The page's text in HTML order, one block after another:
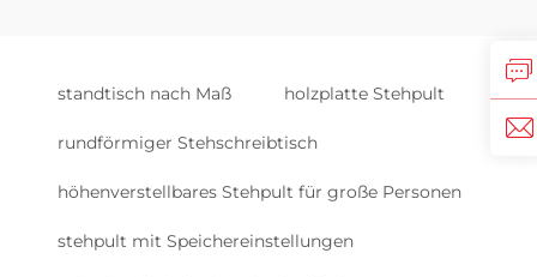
standtisch nach Maß holzplatte Stehpult
rundförmiger Stehschreibtisch
höhenverstellbares Stehpult für große Personen
stehpult mit Speichereinstellungen